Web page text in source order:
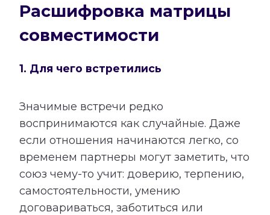
Расшифровка матрицы
совместимости
1. Для чего встретились
Значимые встречи редко
воспринимаются как случайные. Даже
если отношения начинаются легко, со
временем партнеры могут заметить, что
союз чему-то учит: доверию, терпению,
самостоятельности, умению
договариваться, заботиться или